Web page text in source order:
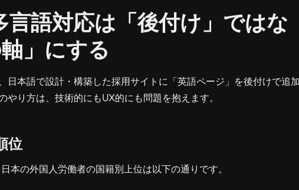
言語対応は「後付け」ではな
」にする
日本語で設計・構築した採用サイトに「英語ページ」を後付けで追加
やり方は、技術的にもUX的にも問題を抱えます。
位
本の外国人労働者の国籍別上位は以下の通りです。